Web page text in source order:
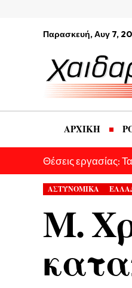
Παρασκευή, Αυγ 7,
ΑΡΧΙΚΗ
Θέσεις εργασίας:
ΑΣΤΥΝΟΜΙΚΑ
Μ.